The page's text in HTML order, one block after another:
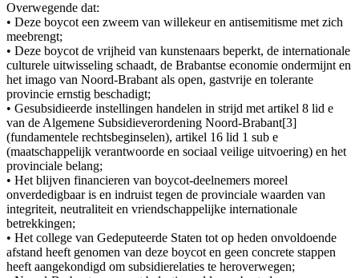
Overwegende dat:
• Deze boycot een zweem van willekeur en antisemitisme met zich
meebrengt;
• Deze boycot de vrijheid van kunstenaars beperkt, de internationale
culturele uitwisseling schaadt, de Brabantse economie ondermijnt en
het imago van Noord-Brabant als open, gastvrije en tolerante
provincie ernstig beschadigt;
• Gesubsidieerde instellingen handelen in strijd met artikel 8 lid e
van de Algemene Subsidieverordening Noord-Brabant[3]
(fundamentele rechtsbeginselen), artikel 16 lid 1 sub e
(maatschappelijk verantwoorde en sociaal veilige uitvoering) en het
provinciale belang;
• Het blijven financieren van boycot-deelnemers moreel
onverdedigbaar is en indruist tegen de provinciale waarden van
integriteit, neutraliteit en vriendschappelijke internationale
betrekkingen;
• Het college van Gedeputeerde Staten tot op heden onvoldoende
afstand heeft genomen van deze boycot en geen concrete stappen
heeft aangekondigd om subsidierelaties te heroverwegen;